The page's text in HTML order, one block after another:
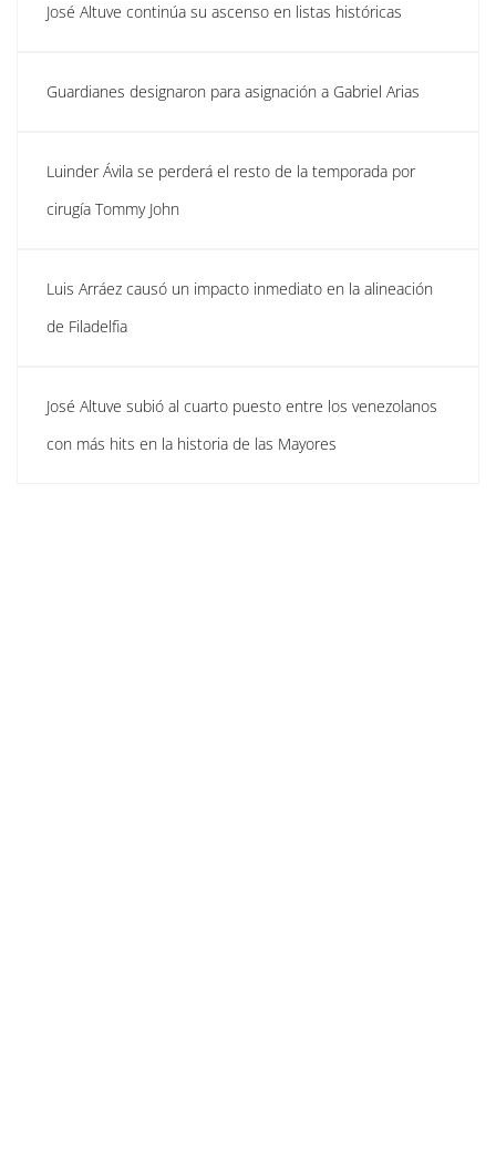
José Altuve continúa su ascenso en listas históricas
Guardianes designaron para asignación a Gabriel Arias
Luinder Ávila se perderá el resto de la temporada por
cirugía Tommy John
Luis Arráez causó un impacto inmediato en la alineación
de Filadelfia
José Altuve subió al cuarto puesto entre los venezolanos
con más hits en la historia de las Mayores